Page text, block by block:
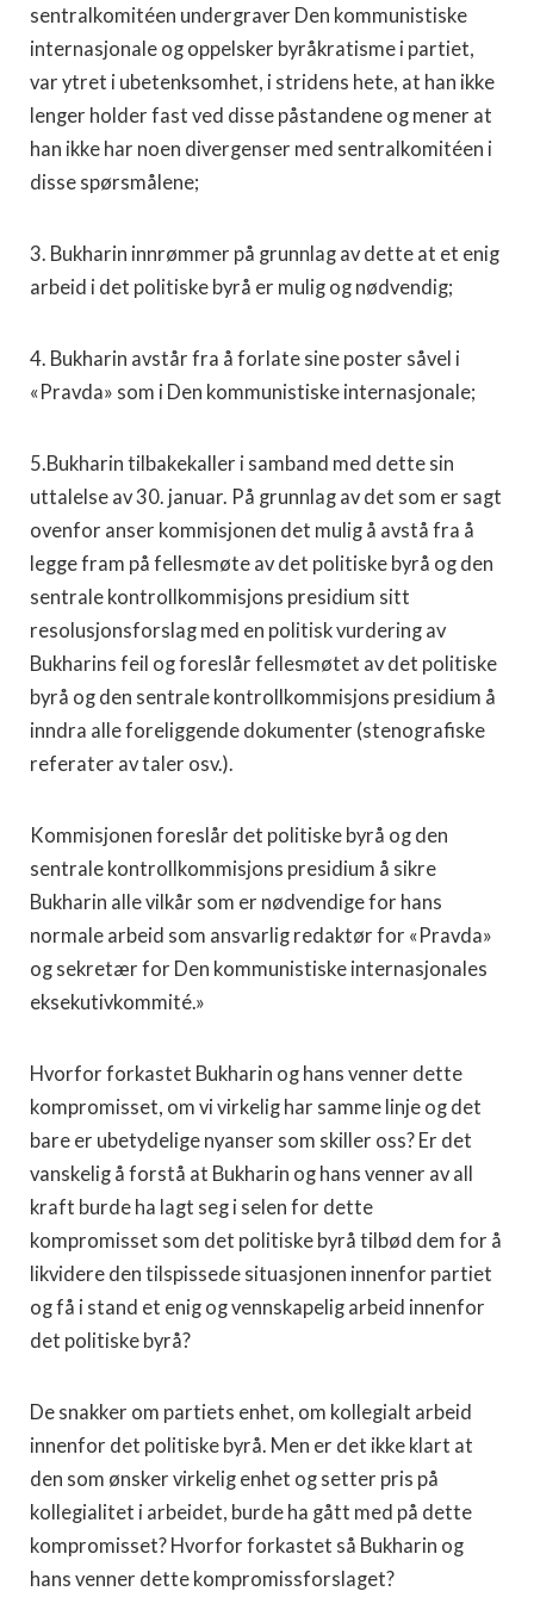
sentralkomitéen undergraver Den kommu­nistiske
internasjonale og oppelsker byråkratisme i partiet,
var ytret i ubetenksomhet, i stridens hete, at han ikke
lenger holder fast ved disse påstan­dene og mener at
han ikke har noen divergenser med sentralkomitéen i
disse spørsmålene;
3. Bukharin innrømmer på grunnlag av dette at et enig
arbeid i det politiske byrå er mulig og nødvendig;
4. Bukharin avstår fra å forlate sine poster såvel i
«Pravda» som i Den kom­munistiske internasjonale;
5.Bukharin tilbakekaller i samband med dette sin
uttalelse av 30. januar. På grunnlag av det som er sagt
ovenfor anser kommisjonen det mulig å avstå fra å
legge fram på fellesmøte av det politiske byrå og den
sentrale kontrollkommisjons presidium sitt
resolusjonsforslag med en politisk vurdering av
Bukharins feil og foreslår fellesmøtet av det politiske
byrå og den sentrale kontrollkommisjons presidium å
inndra alle foreliggende dokumenter (stenografiske
referater av taler osv.).
Kommisjonen foreslår det politiske byrå og den
sentrale kontrollkommisjons presidium å sikre
Bukharin alle vilkår som er nødvendige for hans
normale arbeid som ansvarlig redaktør for «Pravda»
og sekretær for Den kommunistiske internasjonales
eksekutivkommité.»
Hvorfor forkastet Bukharin og hans venner dette
kompromisset, om vi virkelig har samme linje og det
bare er ubetydelige nyanser som skiller oss? Er det
vanskelig å forstå at Bukharin og hans venner av all
kraft burde ha lagt seg i selen for dette
kompromisset som det politiske byrå tilbød dem for å
likvidere den tilspissede situasjonen innenfor partiet
og få i stand et enig og vennskapelig arbeid innenfor
det politiske byrå?
De snakker om partiets enhet, om kollegialt arbeid
innenfor det politiske byrå. Men er det ikke klart at
den som ønsker virkelig enhet og setter pris på
kollegialitet i arbeidet, burde ha gått med på dette
kompromisset? Hvorfor forkastet så Bukharin og
hans venner dette kompromissforslaget?